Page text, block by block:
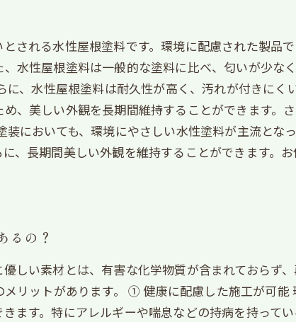
される水性屋根塗料です。環境に配慮された製品
水性屋根塗料は一般的な塗料に比べ、匂いが少な
、水性屋根塗料は耐久性が高く、汚れが付きにく
、美しい外観を長期間維持することができます。
においても、環境にやさしい水性塗料が主流とな
、長期間美しい外観を維持することができます。
るの？
しい素材とは、有害な化学物質が含まれておらず
リットがあります。 ① 健康に配慮した施工が可能
ます。特にアレルギーや喘息などの持病を持って